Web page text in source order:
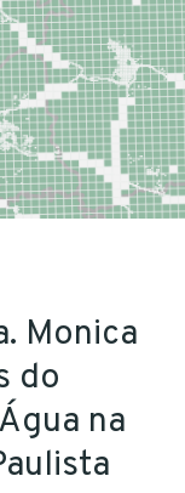
Monica
do
na